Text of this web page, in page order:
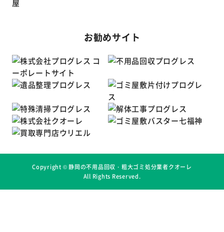
お勧めサイト
Copyright ©静岡の不用品回収・粗大ゴミ処分業者クオーレ
All Rights Reserved.